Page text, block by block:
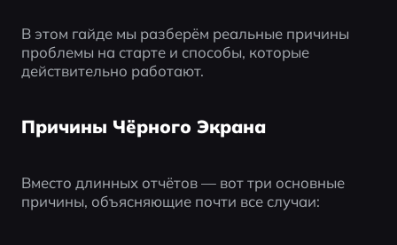
В этом гайде мы разберём реальные причины
проблемы на старте и способы, которые
действительно работают.
Причины Чёрного Экрана
Вместо длинных отчётов — вот три основные
причины, объясняющие почти все случаи: